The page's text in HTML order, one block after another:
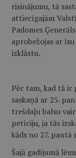
risinājumu, tā
attiecīgajām
Padomes
aprobežojas ar
izklāstu.
Pēc tam, kad tā ir
saskaņā ar 25.
trešdaļu balsu
petīciju, ja tās
kāds no 27. pantā
Šajā gadījumā